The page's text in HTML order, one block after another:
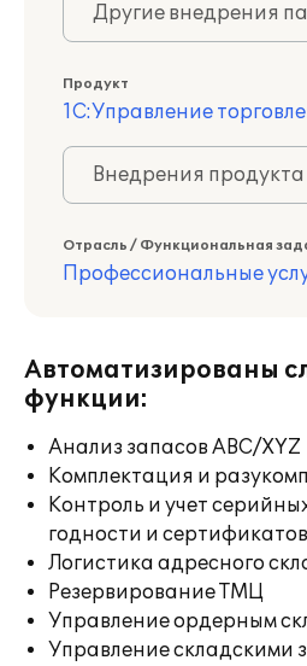
Другие внедрения
Продукт
1С:Управление
Внедрения
Отрасль / Функциональная
Профессиональные
Автоматизированы
функции:
Анализ запасов ABC/XYZ
Комплектация и
Контроль и учет
годности и сертификатов
Логистика адресного
Резервирование ТМЦ
Управление ордерным
Управление складскими